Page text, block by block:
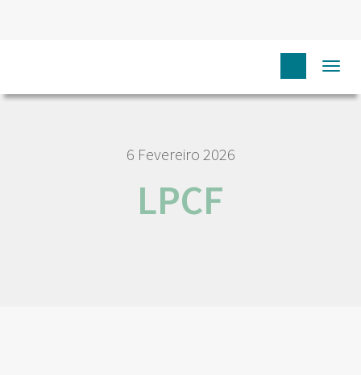
6 Fevereiro 2026
LPCF